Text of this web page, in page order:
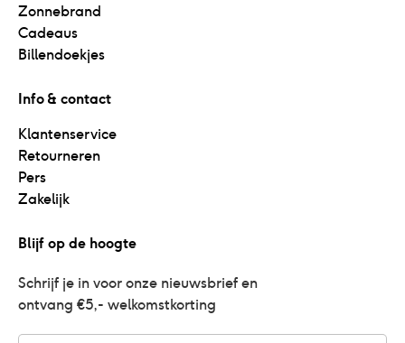
Zonnebrand
Cadeaus
Billendoekjes
Info & contact
Klantenservice
Retourneren
Pers
Zakelijk
Blijf op de hoogte
Schrijf je in voor onze nieuwsbrief en
ontvang €5,- welkomstkorting